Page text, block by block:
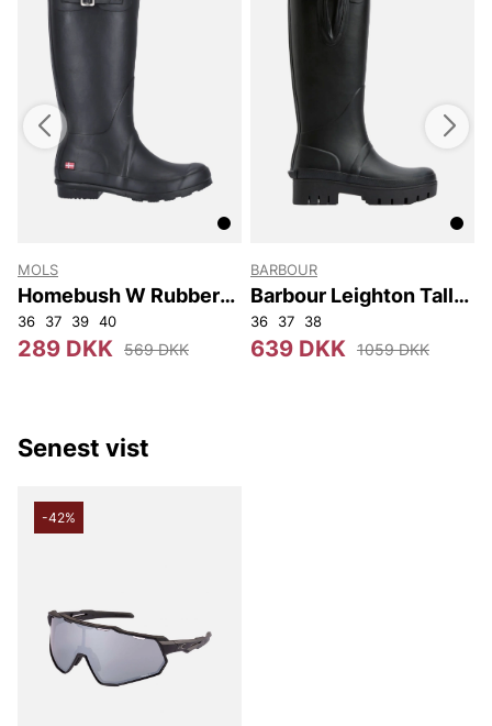
MOLS
Homebush W Rubber
Boot
36 37 39 40
289 DKK 569 DKK
BARBOUR
Barbour Leighton Tall
Welly
36 37 38
639 DKK 1059 DKK
Senest vist
-42%